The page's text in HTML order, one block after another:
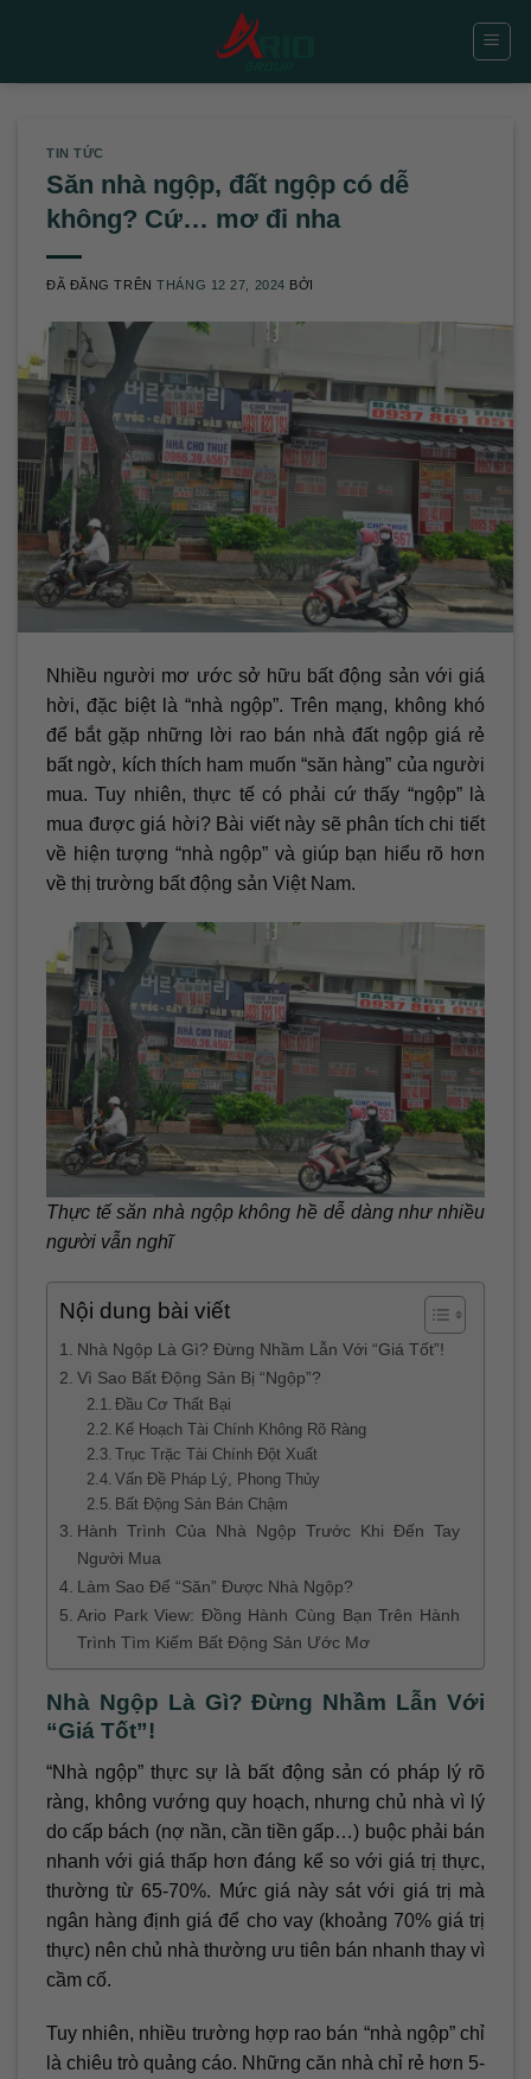
TIN TỨC
Săn nhà ngộp, đất ngộp có dễ
không? Cứ… mơ đi nha
ĐÃ ĐĂNG TRÊNTHÁNG 12 27, 2024 BỞI
Nhiều người mơ ước sở hữu bất động sản với giá
hời, đặc biệt là “nhà ngộp”. Trên mạng, không khó
để bắt gặp những lời rao bán nhà đất ngộp giá rẻ
bất ngờ, kích thích ham muốn “săn hàng” của người
mua. Tuy nhiên, thực tế có phải cứ thấy “ngộp” là
mua được giá hời? Bài viết này sẽ phân tích chi tiết
về hiện tượng “nhà ngộp” và giúp bạn hiểu rõ hơn
về thị trường bất động sản Việt Nam.
Thực tế săn nhà ngộp không hề dễ dàng như nhiều
người vẫn nghĩ
Nội dung bài viết
Nhà Ngộp Là Gì? Đừng Nhầm Lẫn Với “Giá Tốt”!
Vì Sao Bất Động Sản Bị “Ngộp”?
Đầu Cơ Thất Bại
Kế Hoạch Tài Chính Không Rõ Ràng
Trục Trặc Tài Chính Đột Xuất
Vấn Đề Pháp Lý, Phong Thủy
Bất Động Sản Bán Chậm
Hành Trình Của Nhà Ngộp Trước Khi Đến Tay
Người Mua
Làm Sao Để “Săn” Được Nhà Ngộp?
Ario Park View: Đồng Hành Cùng Bạn Trên Hành
Trình Tìm Kiếm Bất Động Sản Ước Mơ
Nhà Ngộp Là Gì? Đừng Nhầm Lẫn Với
“Giá Tốt”!
“Nhà ngộp” thực sự là bất động sản có pháp lý rõ
ràng, không vướng quy hoạch, nhưng chủ nhà vì lý
do cấp bách (nợ nần, cần tiền gấp…) buộc phải bán
nhanh với giá thấp hơn đáng kể so với giá trị thực,
thường từ 65-70%. Mức giá này sát với giá trị mà
ngân hàng định giá để cho vay (khoảng 70% giá trị
thực) nên chủ nhà thường ưu tiên bán nhanh thay vì
cầm cố.
Tuy nhiên, nhiều trường hợp rao bán “nhà ngộp” chỉ
là chiêu trò quảng cáo. Những căn nhà chỉ rẻ hơn 5-